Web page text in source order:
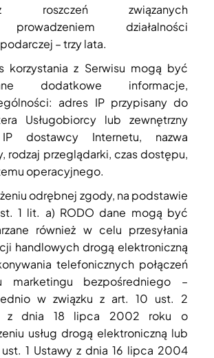
roszczeń związanych
działalności
– trzy lata.
korzystania z Serwisu mogą być
dodatkowe informacje,
adres IP przypisany do
Usługobiorcy lub zewnętrzny
dostawcy Internetu, nazwa
rodzaj przeglądarki, czas dostępu,
operacyjnego.
odrębnej zgody, na podstawie
1 lit. a) RODO dane mogą być
również w celu przesyłania
handlowych drogą elektroniczną
telefonicznych połączeń
bezpośredniego –
w związku z art. 10 ust. 2
z dnia 18 lipca 2002 roku o
usług drogą elektroniczną lub
ust. 1 Ustawy z dnia 16 lipca 2004